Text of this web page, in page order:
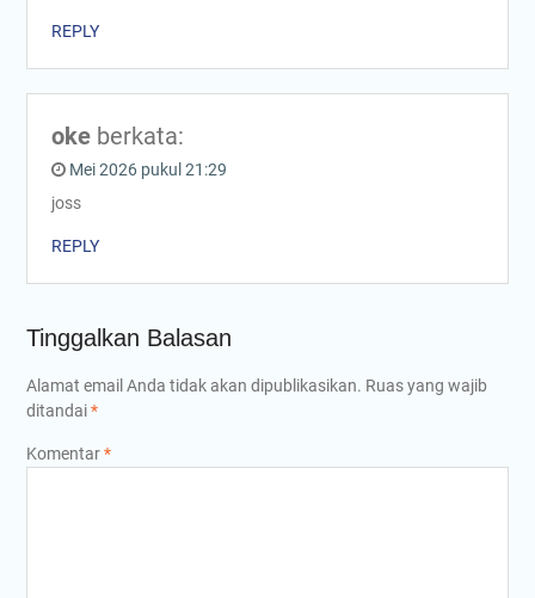
REPLY
oke berkata:
Mei 2026 pukul 21:29
joss
REPLY
Tinggalkan Balasan
Alamat email Anda tidak akan dipublikasikan. Ruas yang wajib
ditandai*
Komentar*